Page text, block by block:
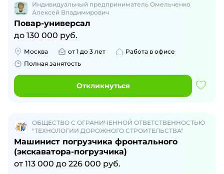
Индивидуальный предприниматель Омельченко
Алексей Владимирович
Повар-универсал
до 130 000 руб.
Москва от 1 до 3 лет
Работа в офисе
Полная занятость
Откликнуться
ОБЩЕСТВО С ОГРАНИЧЕННОЙ ОТВЕТСТВЕННОСТЬЮ
"ТЕХНОЛОГИИ ДОРОЖНОГО СТРОИТЕЛЬСТВА"
Машинист погрузчика фронтального
(экскаватора-погрузчика)
от 113 000 до 226 000 руб.